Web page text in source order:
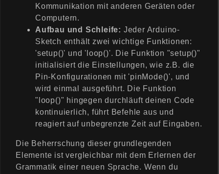
Kommunikation mit anderen Geräten oder
Computern.
Aufbau und Schleife: Jeder Arduino-
Sketch enthält zwei wichtige Funktionen:
'setup()' und 'loop()'. Die Funktion "setup()"
initialisiert die Einstellungen, wie z.B. die
Pin-Konfigurationen mit 'pinMode()', und
wird einmal ausgeführt. Die Funktion
"loop()" hingegen durchläuft deinen Code
kontinuierlich, führt Befehle aus und
reagiert auf unbegrenzte Zeit auf Eingaben.
Die Beherrschung dieser grundlegenden
Elemente ist vergleichbar mit dem Erlernen der
Grammatik einer neuen Sprache. Wenn du